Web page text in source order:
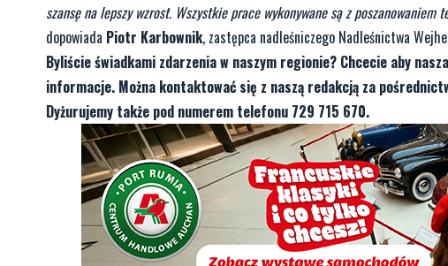
szansę na lepszy wzrost. Wszystkie prace wykonywane są z
dopowiada Piotr Karbownik, zastępca nadleśniczego Nadleśnictwa
Byliście świadkami zdarzenia w naszym regionie? Chcecie aby
informacje. Można kontaktować się z naszą redakcją za
Dyżurujemy także pod numerem telefonu 729 715 670.